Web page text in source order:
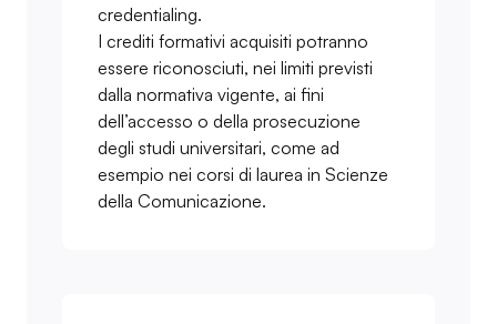
credentialing.
I crediti formativi acquisiti potranno
essere riconosciuti, nei limiti previsti
dalla normativa vigente, ai fini
dell’accesso o della prosecuzione
degli studi universitari, come ad
esempio nei corsi di laurea in Scienze
della Comunicazione.